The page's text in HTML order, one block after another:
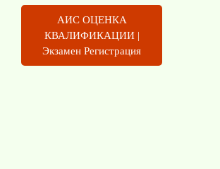
АИС ОЦЕНКА
КВАЛИФИКАЦИИ |
Экзамен Регистрация